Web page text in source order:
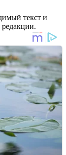
текст и